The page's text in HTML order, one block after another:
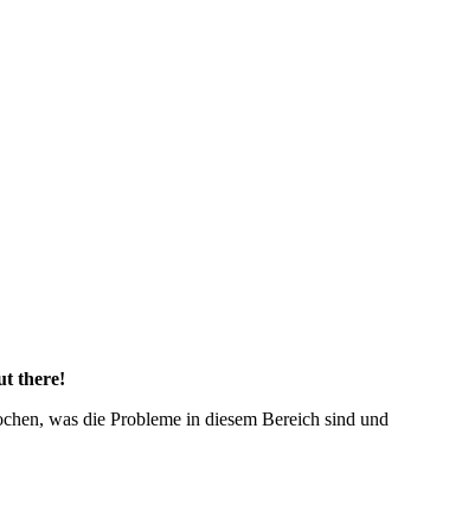
there!
was die Probleme in diesem Bereich sind und